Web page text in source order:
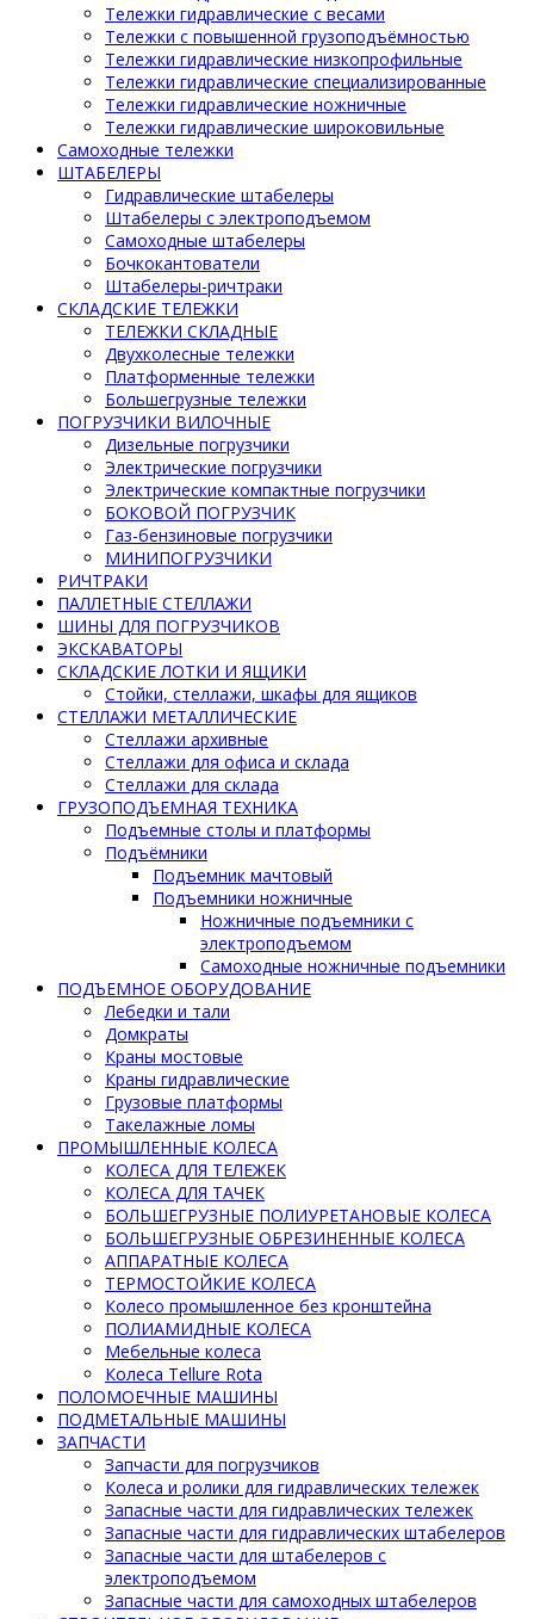
Тележки гидравлические с весами
Тележки с повышенной грузоподъёмностью
Тележки гидравлические низкопрофильные
Тележки гидравлические специализированные
Тележки гидравлические ножничные
Тележки гидравлические широковильные
Самоходные тележки
ШТАБЕЛЕРЫ
Гидравлические штабелеры
Штабелеры с электроподъемом
Самоходные штабелеры
Бочкокантователи
Штабелеры-ричтраки
СКЛАДСКИЕ ТЕЛЕЖКИ
ТЕЛЕЖКИ СКЛАДНЫЕ
Двухколесные тележки
Платформенные тележки
Большегрузные тележки
ПОГРУЗЧИКИ ВИЛОЧНЫЕ
Дизельные погрузчики
Электрические погрузчики
Электрические компактные погрузчики
БОКОВОЙ ПОГРУЗЧИК
Газ-бензиновые погрузчики
МИНИПОГРУЗЧИКИ
РИЧТРАКИ
ПАЛЛЕТНЫЕ СТЕЛЛАЖИ
ШИНЫ ДЛЯ ПОГРУЗЧИКОВ
ЭКСКАВАТОРЫ
СКЛАДСКИЕ ЛОТКИ И ЯЩИКИ
Стойки, стеллажи, шкафы для ящиков
СТЕЛЛАЖИ МЕТАЛЛИЧЕСКИЕ
Стеллажи архивные
Стеллажи для офиса и склада
Стеллажи для склада
ГРУЗОПОДЪЕМНАЯ ТЕХНИКА
Подъемные столы и платформы
Подъёмники
Подъемник мачтовый
Подъемники ножничные
Ножничные подъемники с
электроподъемом
Самоходные ножничные подъемники
ПОДЪЕМНОЕ ОБОРУДОВАНИЕ
Лебедки и тали
Домкраты
Краны мостовые
Краны гидравлические
Грузовые платформы
Такелажные ломы
ПРОМЫШЛЕННЫЕ КОЛЕСА
КОЛЕСА ДЛЯ ТЕЛЕЖЕК
КОЛЕСА ДЛЯ ТАЧЕК
БОЛЬШЕГРУЗНЫЕ ПОЛИУРЕТАНОВЫЕ КОЛЕСА
БОЛЬШЕГРУЗНЫЕ ОБРЕЗИНЕННЫЕ КОЛЕСА
АППАРАТНЫЕ КОЛЕСА
ТЕРМОСТОЙКИЕ КОЛЕСА
Колесо промышленное без кронштейна
ПОЛИАМИДНЫЕ КОЛЕСА
Мебельные колеса
Колеса Tellure Rota
ПОЛОМОЕЧНЫЕ МАШИНЫ
ПОДМЕТАЛЬНЫЕ МАШИНЫ
ЗАПЧАСТИ
Запчасти для погрузчиков
Колеса и ролики для гидравлических тележек
Запасные части для гидравлических тележек
Запасные части для гидравлических штабелеров
Запасные части для штабелеров с
электроподъемом
Запасные части для самоходных штабелеров